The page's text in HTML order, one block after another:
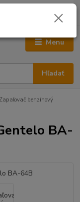
Menu
Hľadať
0,00 €
Zapaľovač benzínový
BA-